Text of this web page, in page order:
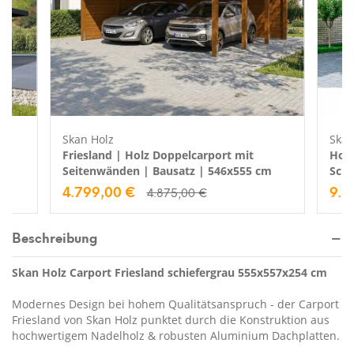
Skan Holz
Friesland | Holz Doppelcarport mit
Seitenwänden | Bausatz | 546x555 cm
4.799,00 € 4.875,00 €
Beschreibung
Skan Holz Carport Friesland schiefergrau 555x557x254 cm
Modernes Design bei hohem Qualitätsanspruch - der Carport
Friesland von Skan Holz punktet durch die Konstruktion aus
hochwertigem Nadelholz & robusten Aluminium Dachplatten.